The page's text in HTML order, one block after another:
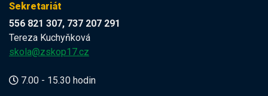
Sekretariát
556 821 307, 737 207 291
Tereza Kuchyňková
skola@zskop17.cz
7.00 - 15.30 hodin